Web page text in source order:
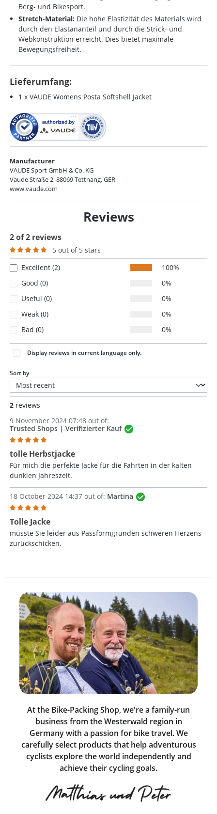
Berg- und Bikesport.
Stretch-Material: Die hohe Elastizität des Materials wird
durch den Elastananteil und durch die Strick- und
Webkonstruktion erreicht. Dies bietet maximale
Bewegungsfreiheit.
Lieferumfang:
1 x VAUDE Womens Posta Softshell Jacket
Manufacturer
VAUDE Sport GmbH & Co. KG
Vaude Straße 2, 88069 Tettnang, GER
www.vaude.com
Reviews
2 of 2 reviews
Average rating of 5 out of 5 stars
5 out of 5 stars
Excellent (2)
100%
Good (0)
0%
Useful (0)
0%
Weak (0)
0%
Bad (0)
0%
Display reviews in current language only.
Sort by
2 reviews
9 November 2024 07:48 out of:
Trusted Shops | Verifizierter Kauf
Review with rating of 5 out of 5 stars
tolle Herbstjacke
Für mich die perfekte Jacke für die Fahrten in der kalten
dunklen Jahreszeit.
18 October 2024 14:37 out of: Martina
Review with rating of 5 out of 5 stars
Tolle Jacke
musste Sie leider aus Passformgründen schweren Herzens
zurückschicken.
At the Bike-Packing Shop, we're a family-run
business from the Westerwald region in
Germany with a passion for bike travel. We
carefully select products that help adventurous
cyclists explore the world independently and
achieve their cycling goals.